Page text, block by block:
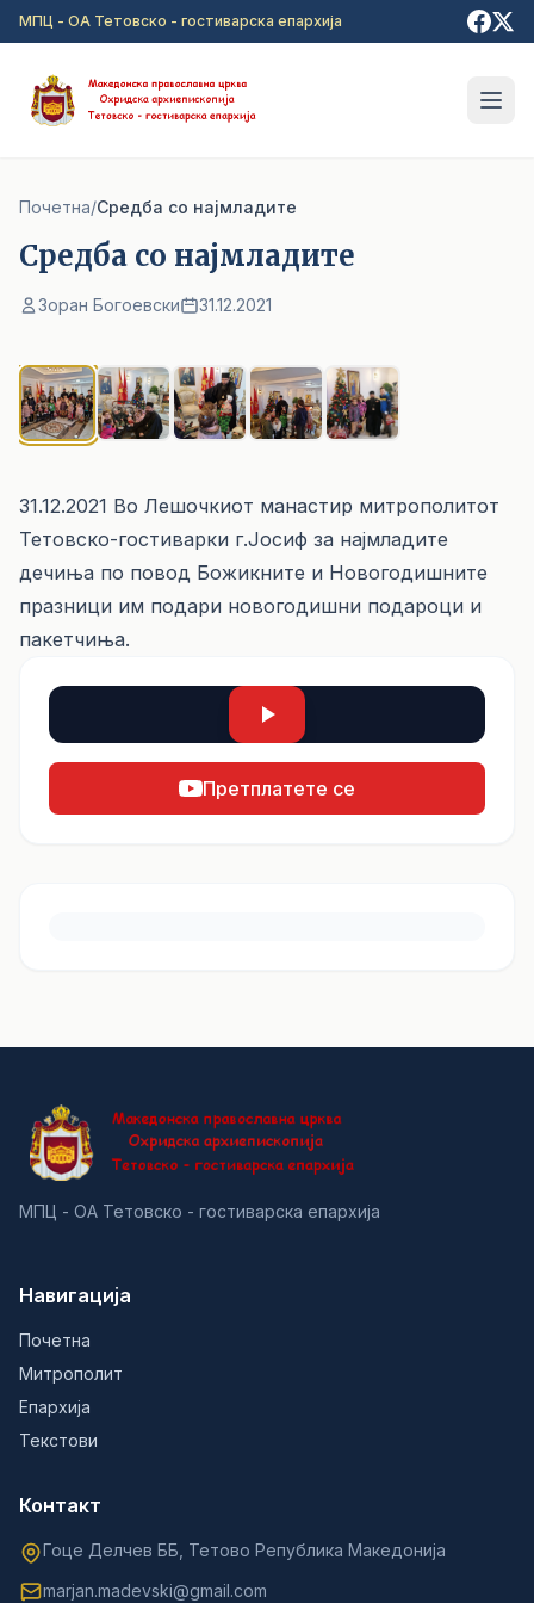
Прејди на главна содржина
МПЦ - ОА Тетовско - гостиварска епархија
Почетна/Средба со најмладите
Средба со најмладите
Зоран Богоевски 31.12.2021
31.12.2021 Во Лешочкиот манастир митрополитот
Тетовско-гостиварки г.Јосиф за најмладите
дечиња по повод Божикните и Новогодишните
празници им подари новогодишни подароци и
пакетчиња.
Претплатете се
МПЦ - ОА Тетовско - гостиварска епархија
Навигација
Почетна
Митрополит
Епархија
Текстови
Контакт
Гоце Делчев ББ, Тетово Република Македонија
marjan.madevski@gmail.com